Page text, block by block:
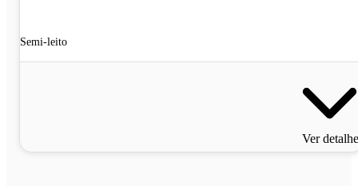
Semi-leito
Ver